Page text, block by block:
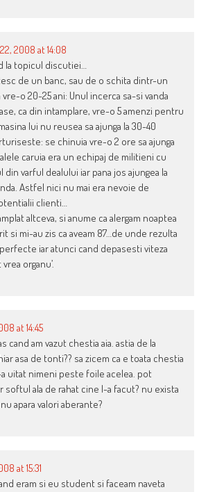
2008 at 14:08
la topicul discutiei…
de un banc, sau de o schita dintr-un
vre-o 20-25 ani: Unul incerca sa-si vanda
ca din intamplare, vre-o 5 amenzi pentru
lui nu reusea sa ajunga la 30-40
se chinuia vre-o 2 ore sa ajunga
caruia era un echipaj de militieni cu
varful dealului iar pana jos ajungea la
Astfel nici nu mai era nevoie de
clienti…
altceva, si anume ca alergam noaptea
si mi-au zis ca aveam 87…de unde rezulta
iar atunci cand depasesti viteza
organu’.
at 14:45
cand am vazut chestia aia. astia de la
asa de tonti?? sa zicem ca e toata chestia
uitat nimeni peste foile acelea. pot
softul ala de rahat cine l-a facut? nu exista
apara valori aberante?
at 15:31
eram si eu student si faceam naveta